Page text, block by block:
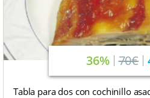
36% 70€
Tabla para dos con cochinillo